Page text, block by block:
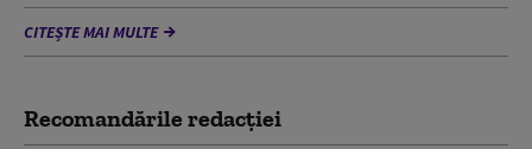
CITEȘTE MAI MULTE
Recomandările redacţiei